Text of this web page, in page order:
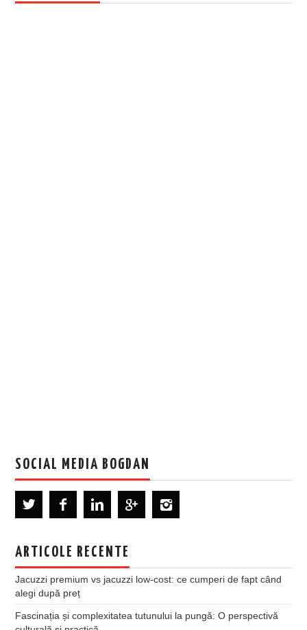
SOCIAL MEDIA BOGDAN
ARTICOLE RECENTE
Jacuzzi premium vs jacuzzi low-cost: ce cumperi de fapt când
alegi după preț
Fascinația și complexitatea tutunului la pungă: O perspectivă